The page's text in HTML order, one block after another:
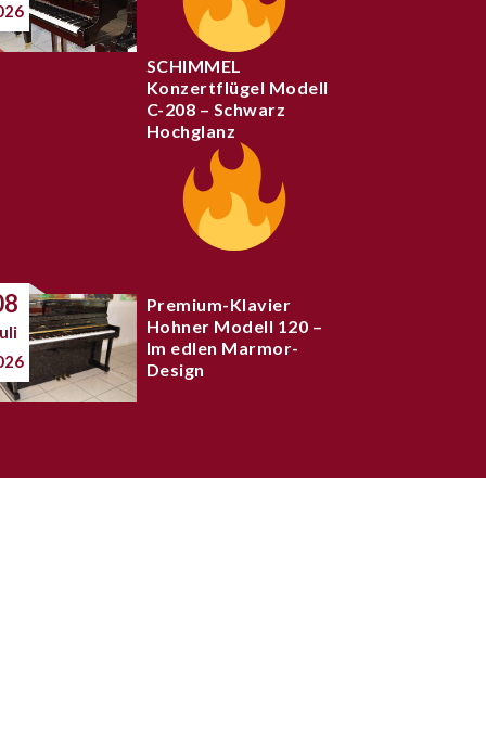
SCHIMMEL
Konzertflügel Modell
C-208 – Schwarz
Hochglanz
Premium-Klavier
Hohner Modell 120 –
Im edlen Marmor-
Design